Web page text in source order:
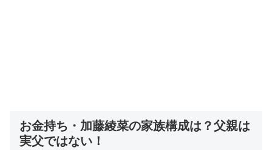
お金持ち・加藤綾菜の家族構成は？父親は
実父ではない！